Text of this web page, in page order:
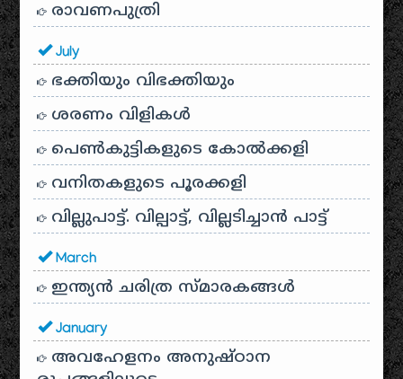
രാവണപുത്രി
July
ഭക്തിയും വിഭക്തിയും
ശരണം വിളികൾ
പെൺകുട്ടികളുടെ കോൽക്കളി
വനിതകളുടെ പൂരക്കളി
വില്ലുപാട്ട്. വില്പാട്ട്, വില്ലടിച്ചാൻ പാട്ട്
March
ഇന്ത്യൻ ചരിത്ര സ്മാരകങ്ങൾ
January
അവഹേളനം അനുഷ്ഠാന